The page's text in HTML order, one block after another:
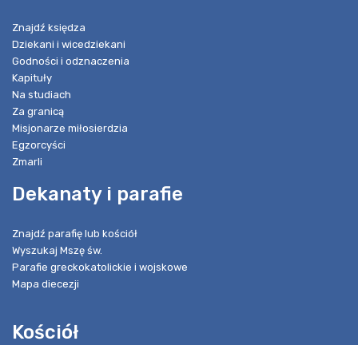
Znajdź księdza
Dziekani i wicedziekani
Godności i odznaczenia
Kapituły
Na studiach
Za granicą
Misjonarze miłosierdzia
Egzorcyści
Zmarli
Dekanaty i parafie
Znajdź parafię lub kościół
Wyszukaj Mszę św.
Parafie greckokatolickie i wojskowe
Mapa diecezji
Kościół